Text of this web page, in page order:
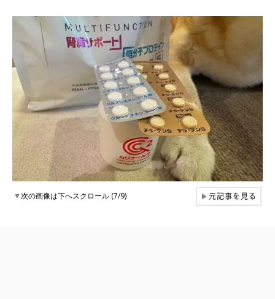
▼次の画像は下へスクロール (7/9) ▶元記事を見る